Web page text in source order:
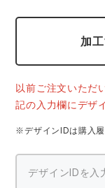
加
以前ご注文いただ
記の入力欄にデザ
※デザインIDは購入履